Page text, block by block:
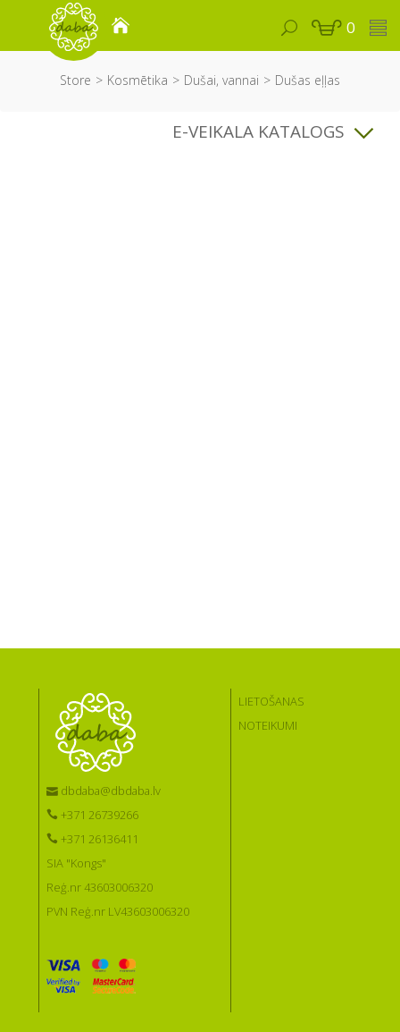
0
Store Kosmētika Dušai, vannai Dušas eļļas
E-VEIKALA KATALOGS
dbdaba@dbdaba.lv
+371 26739266
+371 26136411
SIA "Kongs"
Reģ.nr 43603006320
PVN Reģ.nr LV43603006320
LIETOŠANAS
NOTEIKUMI